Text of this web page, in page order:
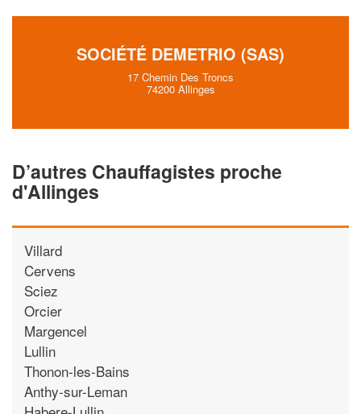
SOCIÉTÉ DEMETRIO (SAS)
17 Chemin Des Troncs
74200 Allinges
D’autres Chauffagistes proche
d'Allinges
Villard
Cervens
Sciez
Orcier
Margencel
Lullin
Thonon-les-Bains
Anthy-sur-Leman